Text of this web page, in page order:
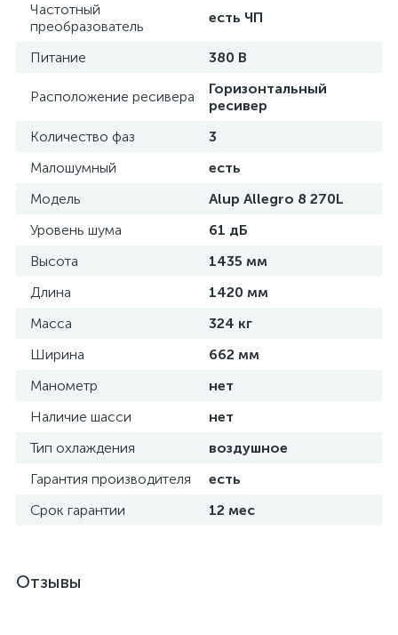
Частотный
преобразователь
есть ЧП
Питание 380 В
Расположение ресивера
Горизонтальный
ресивер
Количество фаз
3
Малошумный
есть
Модель
Alup Allegro 8 270L
Уровень шума
61 дБ
Высота
1435 мм
Длина
1420 мм
Масса
324 кг
Ширина
662 мм
Манометр
нет
Наличие шасси
нет
Тип охлаждения
воздушное
Гарантия производителя
есть
Срок гарантии
12 мес
Отзывы